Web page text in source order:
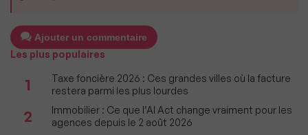
Ajouter un commentaire
Les plus populaires
1
Taxe foncière 2026 : Ces grandes villes où la facture
restera parmi les plus lourdes
2
Immobilier : Ce que l’AI Act change vraiment pour les
agences depuis le 2 août 2026